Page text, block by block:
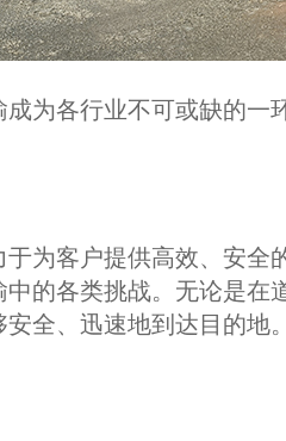
为各行业不可或缺的一
为客户提供高效、安全
的各类挑战。无论是在
全、迅速地到达目的地。